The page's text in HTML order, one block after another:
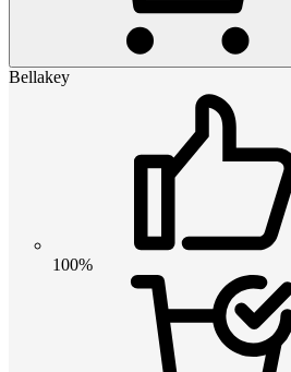
Bellakey
100%